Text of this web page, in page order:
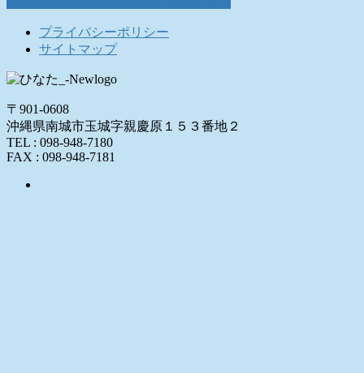
プライバシーポリシー
サイトマップ
〒901-0608
沖縄県南城市玉城字親慶原１５３番地２
TEL : 098-948-7180
FAX : 098-948-7181